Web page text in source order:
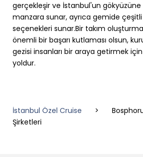
gerçekleşir ve İstanbul'un gökyüzüne
manzara sunar, ayrıca gemide
seçenekleri sunar.Bir takım
önemli bir başarı kutlaması olsun,
gezisi insanları bir araya getirmek
yoldur.
İstanbul Özel Cruise >
Şirketleri